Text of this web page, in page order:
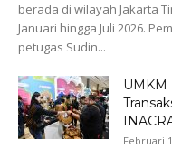
berada di wilayah Jakarta
Januari hingga Juli 2026.
petugas Sudin...
UMKM
Februari